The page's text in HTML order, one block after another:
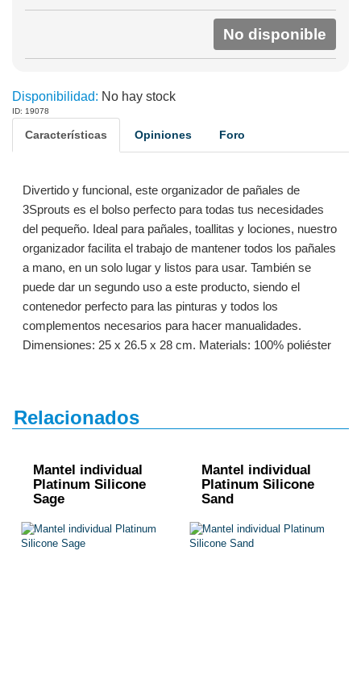
No disponible
Disponibilidad: No hay stock
ID: 19078
Características Opiniones Foro
Divertido y funcional, este organizador de pañales de
3Sprouts es el bolso perfecto para todas tus necesidades
del pequeño. Ideal para pañales, toallitas y lociones, nuestro
organizador facilita el trabajo de mantener todos los pañales
a mano, en un solo lugar y listos para usar. También se
puede dar un segundo uso a este producto, siendo el
contenedor perfecto para las pinturas y todos los
complementos necesarios para hacer manualidades.
Dimensiones: 25 x 26.5 x 28 cm. Materials: 100% poliéster
Relacionados
Mantel individual
Platinum Silicone
Sage
Mantel individual
Platinum Silicone
Sand